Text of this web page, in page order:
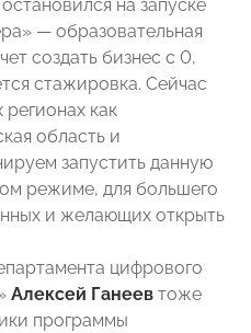
на запуске
— образовательная
создать бизнес с 0,
стажировка. Сейчас
как
область и
запустить данную
режиме, для большего
и желающих открыть
цифрового
Алексей Ганеев тоже
программы